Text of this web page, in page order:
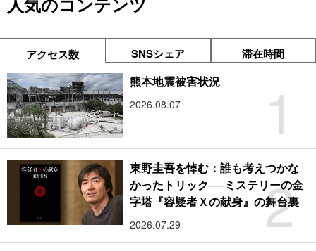
アクセス数 SNSシェア 滞在時間
1
熊本地震被害状況
2026.08.07
2
東野圭吾を悼む：誰も考えつかな
かったトリック──ミステリーの金
字塔『容疑者Ｘの献身』の舞台裏
2026.07.29